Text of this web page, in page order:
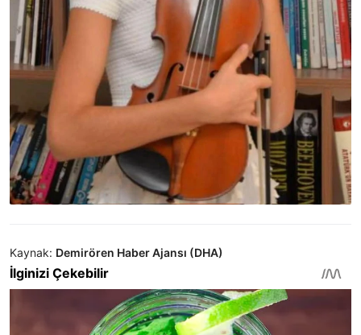
Kaynak: Demirören Haber Ajansı (DHA)